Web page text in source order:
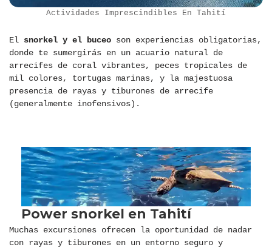
Actividades Imprescindibles En Tahití
El snorkel y el buceo son experiencias obligatorias,
donde te sumergirás en un acuario natural de
arrecifes de coral vibrantes, peces tropicales de
mil colores, tortugas marinas, y la majestuosa
presencia de rayas y tiburones de arrecife
(generalmente inofensivos).
Muchas excursiones ofrecen la oportunidad de nadar
con rayas y tiburones en un entorno seguro y